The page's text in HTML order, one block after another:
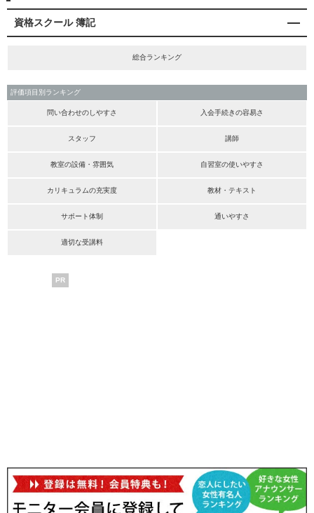
資格スクール 簿記
総合ランキング
評価項目別ランキング
問い合わせのしやすさ 入会手続きの容易さ
スタッフ 講師
教室の設備・雰囲気 自習室の使いやすさ
カリキュラムの充実度 教材・テキスト
サポート体制 通いやすさ
適切な受講料
PR